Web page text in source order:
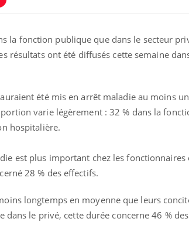
la fonction publique que dans le secteur
résultats ont été diffusés cette semaine
été mis en arrêt maladie au moins
varie légèrement : 32 % dans la
hospitalière.
est plus important chez les fonctionnaires
28 % des effectifs.
longtemps en moyenne que leurs
le privé, cette durée concerne 46 %